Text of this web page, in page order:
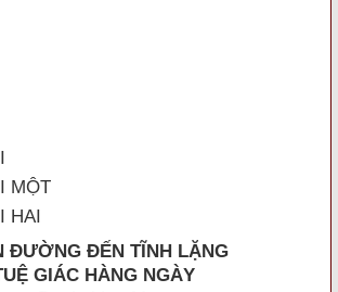
MỘT
HAI
ĐƯỜNG ĐẾN TĨNH LẶNG
GIÁC HÀNG NGÀY